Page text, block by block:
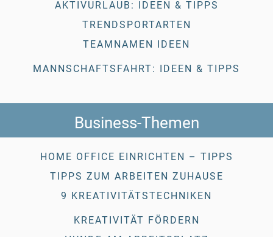
AKTIVURLAUB: IDEEN & TIPPS
TRENDSPORTARTEN
TEAMNAMEN IDEEN
MANNSCHAFTSFAHRT: IDEEN & TIPPS
Business-Themen
HOME OFFICE EINRICHTEN – TIPPS
TIPPS ZUM ARBEITEN ZUHAUSE
9 KREATIVITÄTSTECHNIKEN
KREATIVITÄT FÖRDERN